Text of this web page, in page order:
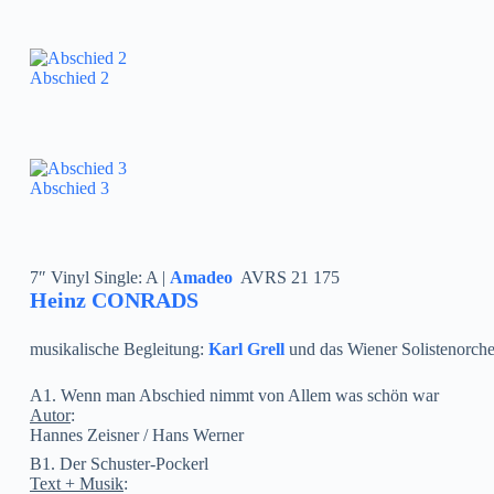
Abschied 2
Abschied 3
7″ Vinyl Single: A | Amadeo ‎ AVRS 21 175
Heinz CONRADS
musikalische Begleitung: Karl Grell und das Wiener
A1. Wenn man Abschied nimmt von Allem was schön war
Autor:
Hannes Zeisner / Hans Werner
B1. Der Schuster-Pockerl
Text + Musik: